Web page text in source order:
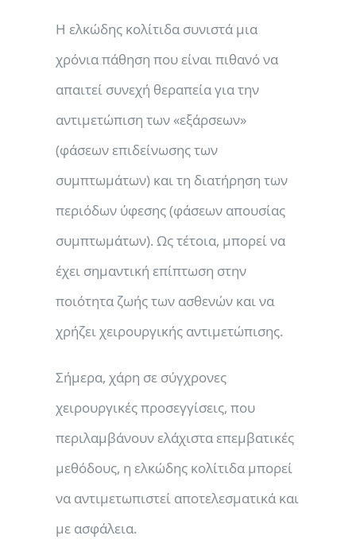
Η ελκώδης κολίτιδα συνιστά μια
χρόνια πάθηση που είναι πιθανό να
απαιτεί συνεχή θεραπεία για την
αντιμετώπιση των «εξάρσεων»
(φάσεων επιδείνωσης των
συμπτωμάτων) και τη διατήρηση των
περιόδων ύφεσης (φάσεων απουσίας
συμπτωμάτων). Ως τέτοια, μπορεί να
έχει σημαντική επίπτωση στην
ποιότητα ζωής των ασθενών και να
χρήζει χειρουργικής αντιμετώπισης.
Σήμερα, χάρη σε σύγχρονες
χειρουργικές προσεγγίσεις, που
περιλαμβάνουν ελάχιστα επεμβατικές
μεθόδους, η ελκώδης κολίτιδα μπορεί
να αντιμετωπιστεί αποτελεσματικά και
με ασφάλεια.